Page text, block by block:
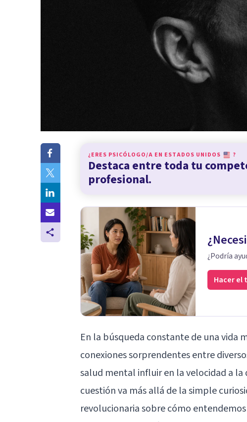
¿ERES PSICÓLOGO/A EN ESTADOS UNIDOS ?
Destaca entre toda tu
profesional.
¿Podría
Hacer el
En la búsqueda constante de una vida
conexiones sorprendentes entre
salud mental influir en la velocidad a la
cuestión va más allá de la simple
revolucionaria sobre cómo